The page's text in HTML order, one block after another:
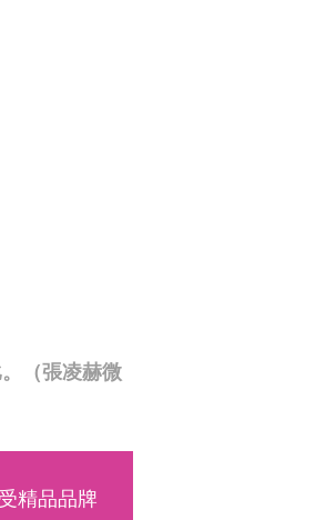
（張凌赫微
精品品牌